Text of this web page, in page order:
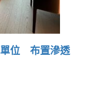
單位 布置滲透